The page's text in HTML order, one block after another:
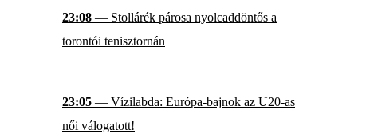
23:08 — Stollárék párosa nyolcaddöntős a
torontói tenisztornán
23:05 — Vízilabda: Európa-bajnok az U20-as
női válogatott!